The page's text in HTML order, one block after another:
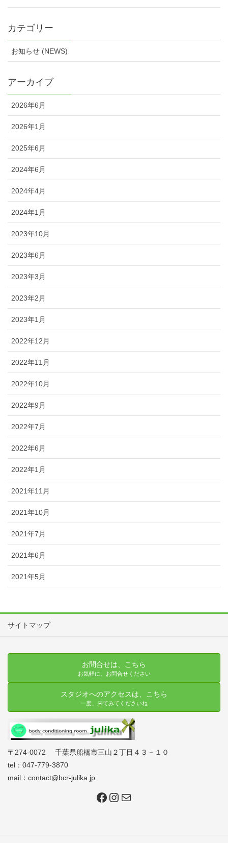
カテゴリー
お知らせ (NEWS)
アーカイブ
2026年6月
2026年1月
2025年6月
2024年6月
2024年4月
2024年1月
2023年10月
2023年6月
2023年3月
2023年2月
2023年1月
2022年12月
2022年11月
2022年10月
2022年9月
2022年7月
2022年6月
2022年1月
2021年11月
2021年10月
2021年7月
2021年6月
2021年5月
サイトマップ
お問合せは、こちら
お気軽に、お問合せください
スタジオへのアクセスは、こちら
一度、来てみてくださいね
〒274-0072 千葉県船橋市三山２丁目４３－１０
tel：047-779-3870
mail：contact@bcr-julika.jp